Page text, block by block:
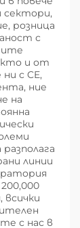
сектори,
розница
с
и от
с CE,
ние
на
линии
с нас в